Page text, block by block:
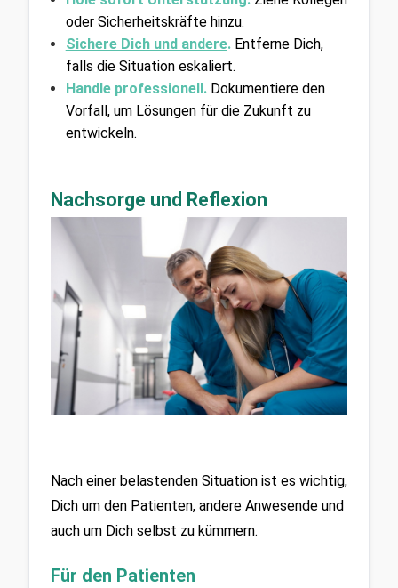
oder Sicherheitskräfte hinzu.
Sichere Dich und andere. Entferne Dich,
falls die Situation eskaliert.
Handle professionell. Dokumentiere den
Vorfall, um Lösungen für die Zukunft zu
entwickeln.
Nachsorge und Reflexion
Nach einer belastenden Situation ist es wichtig,
Dich um den Patienten, andere Anwesende und
auch um Dich selbst zu kümmern.
Für den Patienten